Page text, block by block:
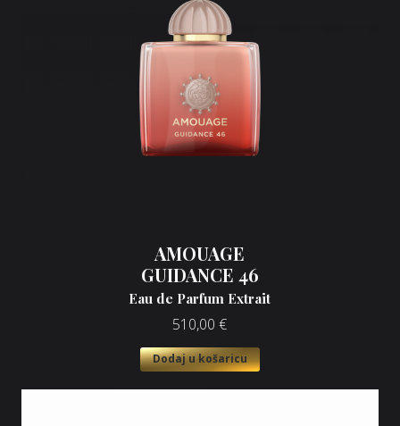
AMOUAGE
GUIDANCE 46
Eau de Parfum Extrait
510,00 €
Dodaj u košaricu